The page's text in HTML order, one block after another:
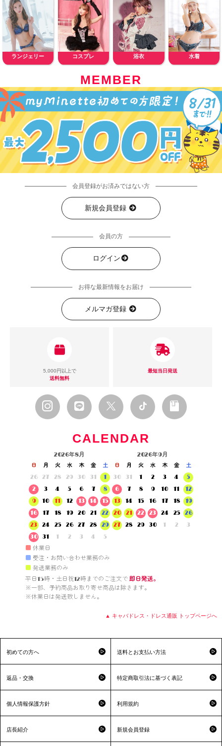
ランジェリー コスプレ 浴衣 水着
MEMBER
会員登録がお済みではない方
新規会員登録
会員の方
ログイン
お得な最新情報をお届け
メルマガ登録
5,000円以上で
送料無料
最短当日発送
CALENDAR
2026年8月
日 月 火 水 木 金
土
26
27 28 29 30 31
1
2
3 4 5 6 7
8
9
10 11 12 13 14
15
16
17 18 19 20 21
22
23
24 25 26 27 28
29
30
31 1 2 3 4 5
2026年9月
日 月 火 水 木 金
土
30
31 1 2 3 4
5
6
7 8 9 10 11
12
13
14 15 16 17 18
19
20
21 22 23 24 25
26
27
28 29 30 1 2 3
■ 休業日
■ 受注・お問い合わせ業務のみ
■ 発送業務のみ
平日15時・土日祝12時までのご注文で 即日発送。
※一部、予約商品お取り寄せ商品は除きます。
※休業日は発送致しません。
▲ キャバドレス・ドレス通販 トップページへ
初めての方へ 送料とお支払い方法
返品・交換 特定商取引法に基づく表記
個人情報保護方針 利用規約
店長紹介 新規会員登録